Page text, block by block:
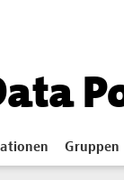
Gruppen